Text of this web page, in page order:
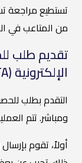
تستطيع
من المتاعب في
تقديم طلب
الإلكترونية (ETA)
ومباشر. تتم
أولاً، تقوم